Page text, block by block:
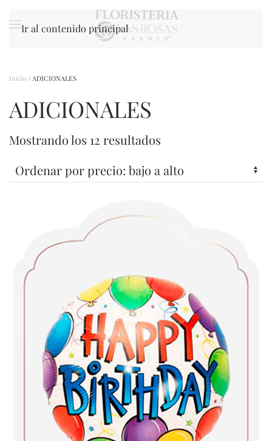
Ir al contenido principal
Inicio / ADICIONALES
ADICIONALES
Mostrando los 12 resultados
precio:
bajo
a